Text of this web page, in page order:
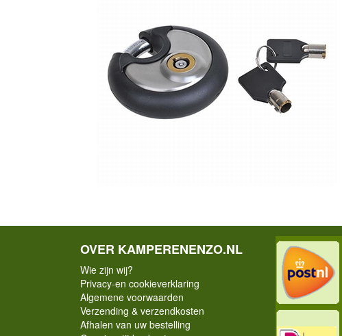
OVER KAMPERENENZO.NL
Wie zijn wij?
Privacy-en cookieverklaring
Algemene voorwaarden
Verzending & verzendkosten
Afhalen van uw bestelling